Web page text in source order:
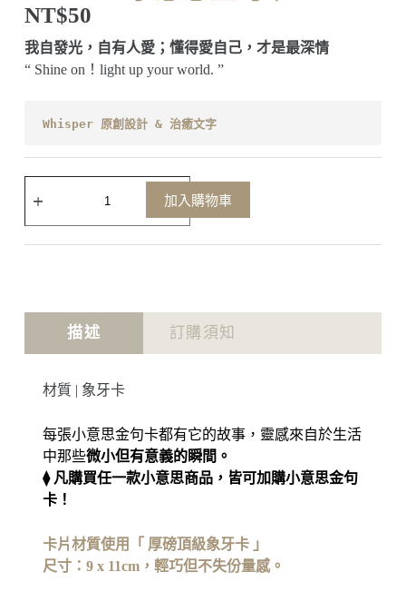
NT$50
我自發光，自有人愛；懂得愛自己，才是最深情
“ Shine on！light up your world. ”
Whisper 原創設計 & 治癒文字
加入購物車
描述 訂購須知
材質 | 象牙卡
每張小意思金句卡都有它的故事，靈感來自於生活
中那些微小但有意義的瞬間。
⧫ 凡購買任一款小意思商品，皆可加購小意思金句
卡！
卡片材質使用「 厚磅頂級象牙卡 」
尺寸：9 x 11cm，輕巧但不失份量感。